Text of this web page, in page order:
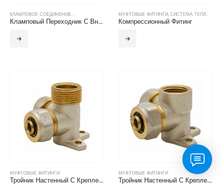
КЛАМПОВОЕ СОЕДИНЕНИЕ...
Кламповый Переходник С Внутренней Резьбой
МУФТОВЫЕ ФИТИНГИ, СИСТЕМА ТЕПЛОГО ПОЛА
Компрессионный Фитинг
МУФТОВЫЕ ФИТИНГИ
Тройник Настенный С Креплением Винтовой С Наружной Резьбой
МУФТОВЫЕ ФИТИНГИ
Тройник Настенный С Креплением Винтовой С Внутренней Резьбой